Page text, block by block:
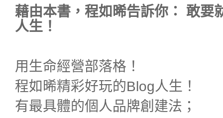
藉由本書，程如晞告訴你：
敢要
人生！
用生命經營部落格！
程如晞精彩好玩的Blog人生！
有最具體的個人品牌創建法；